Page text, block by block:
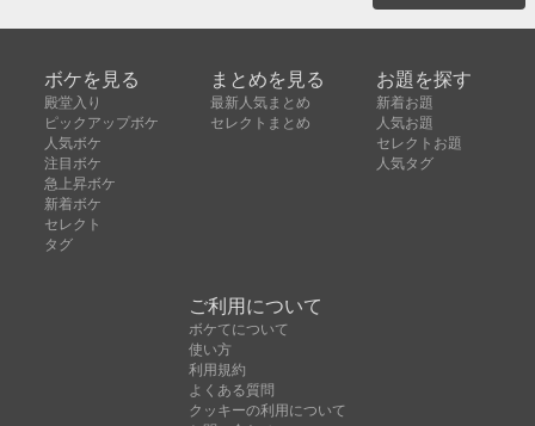
ボケを見る
殿堂入り
ピックアップボケ
人気ボケ
注目ボケ
急上昇ボケ
新着ボケ
セレクト
タグ
まとめを見る
最新人気まとめ
セレクトまとめ
お題を探す
新着お題
人気お題
セレクトお題
人気タグ
ご利用について
ボケてについて
使い方
利用規約
よくある質問
クッキーの利用について